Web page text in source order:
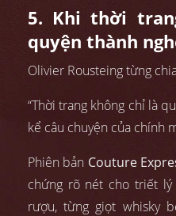
5. Khi thời
quyện thành
Olivier Rousteing từng
“Thời trang không chỉ là
kể câu chuyện của chính
Phiên bản Couture
chứng rõ nét cho triết
rượu, từng giọt whisky